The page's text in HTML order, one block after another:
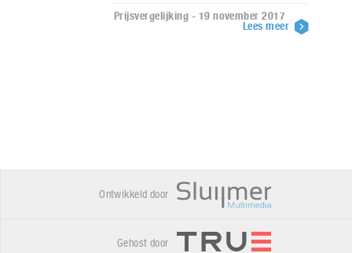
Prijsvergelijking - 19 november 2017
Lees meer
Ontwikkeld door
Gehost door